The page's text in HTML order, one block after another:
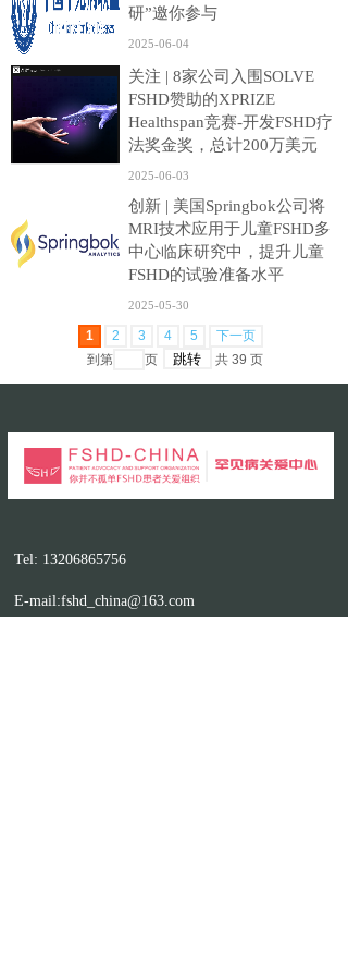
研”邀你参与
2025-06-04
关注 | 8家公司入围SOLVE
FSHD赞助的XPRIZE
Healthspan竞赛-开发FSHD疗
法奖金奖，总计200万美元
2025-06-03
创新 | 美国Springbok公司将
MRI技术应用于儿童FSHD多
中心临床研究中，提升儿童
FSHD的试验准备水平
2025-05-30
1 2 3 4 5
下一页
到第
页 共 39 页
Tel: 13206865756
E-mail:fshd_china@163.com